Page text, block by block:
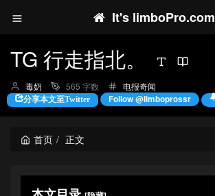
It's limboPro.com
TG 行走指北。
博
主：
毒奶 565 字数
分
类：
电报奇闻
分享本文至Twitter Follow @limboprossr
首页 正文